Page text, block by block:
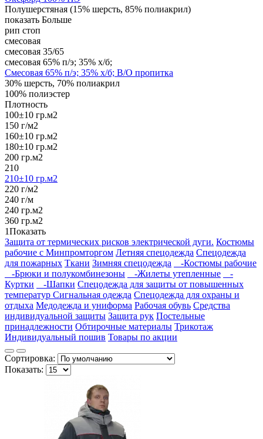
Полушерстяная (15% шерсть, 85% полиакрил)
показать Больше
рип стоп
смесовая
смесовая 35/65
смесовая 65% п/э; 35% х/б;
Смесовая 65% п/э; 35% х/б; В/О пропитка
30% шерсть, 70% полиакрил
100% полиэстер
Плотность
100±10 гр.м2
150 г/м2
160±10 гр.м2
180±10 гр.м2
200 гр.м2
210
210±10 гр.м2
220 г/м2
240 г/м
240 гр.м2
360 гр.м2
1Показать
Защита от термических рисков электрической дуги. Костюмы
рабочие с Минпромторгом Летняя спецодежда Спецодежда
для пожарных Ткани Зимняя спецодежда
-Костюмы рабочие
-Брюки и полукомбинезоны
-Жилеты утепленные
-
Куртки
-Шапки Спецодежда для защиты от повышенных
температур Сигнальная одежда Спецодежда для охраны и
отдыха Медодежда и униформа Рабочая обувь Средства
индивидуальной защиты Защита рук Постельные
принадлежности Обтирочные материалы Трикотаж
Индивидуальный пошив Товары по акции
Сортировка:
Показать: